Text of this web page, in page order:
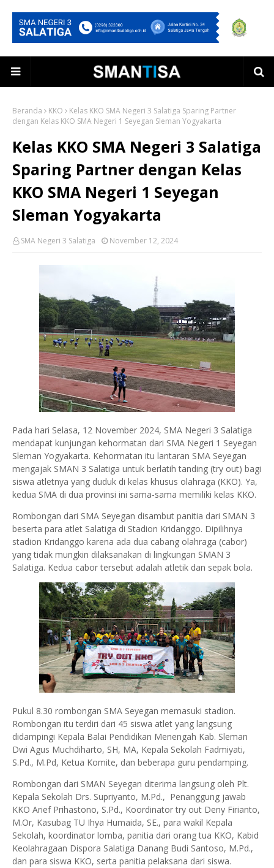
Beranda KKO
Kelas KKO SMA Negeri 3 Salatiga Sparing Partner
dengan Kelas KKO SMA Negeri 1 Seyegan Sleman Yogyakarta
Kelas KKO SMA Negeri 3 Salatiga
Sparing Partner dengan Kelas
KKO SMA Negeri 1 Seyegan
Sleman Yogyakarta
SMA Negeri 3 Salatiga November 12, 2024
Pada hari Selasa, 12 November 2024, SMA Negeri 3 Salatiga
mendapat kunjungan kehormatan dari SMA Negeri 1 Seyegan
Sleman Yogyakarta. Kehormatan itu lantaran SMA Seyegan
mengajak SMAN 3 Salatiga untuk berlatih tanding (try out) bagi
siswa atletnya yang duduk di kelas khusus olahraga (KKO). Ya,
kedua SMA di dua provinsi ini sama-sama memiliki kelas KKO.
Rombongan dari SMA Seyegan disambut panitia dari SMAN 3
beserta para atlet Salatiga di Stadion Kridanggo. Dipilihnya
stadion Kridanggo karena ada dua cabang olahraga (cabor)
yang tidak mungkin dilaksanakan di lingkungan SMAN 3
Salatiga. Kedua cabor tersebut adalah atletik dan sepak bola.
Pukul 8.30 rombongan SMA Seyegan memasuki stadion.
Rombongan itu terdiri dari 45 siswa atlet yang langsung
didampingi Kepala Balai Pendidikan Menengah Kab. Sleman
Dwi Agus Muchdiharto, SH, MA, Kepala Sekolah Fadmiyati,
S.Pd., M.Pd, Ketua Komite, dan beberapa guru pendamping.
Rombongan dari SMAN Seyegan diterima langsung oleh Plt.
Kepala Sekolah Drs. Supriyanto, M.Pd., Penanggung jawab
KKO Arief Prihastono, S.Pd., Koordinator try out Deny Firianto,
M.Or, Kasubag TU Ihya Humaida, SE., para wakil Kepala
Sekolah, koordinator lomba, panitia dari orang tua KKO, Kabid
Keolahragaan Dispora Salatiga Danang Budi Santoso, M.Pd.,
dan para siswa KKO, serta panitia pelaksana dari siswa.